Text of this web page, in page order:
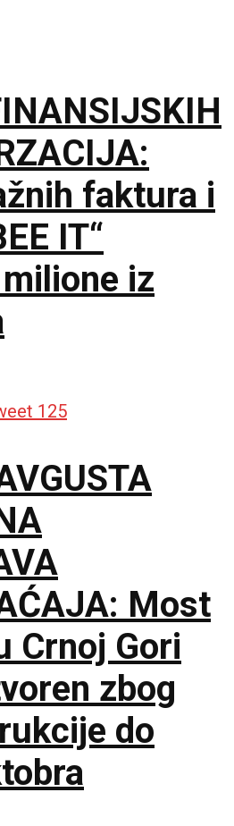
faktura i
IT“
iz
125
Most
Crnoj Gori
zbog
do